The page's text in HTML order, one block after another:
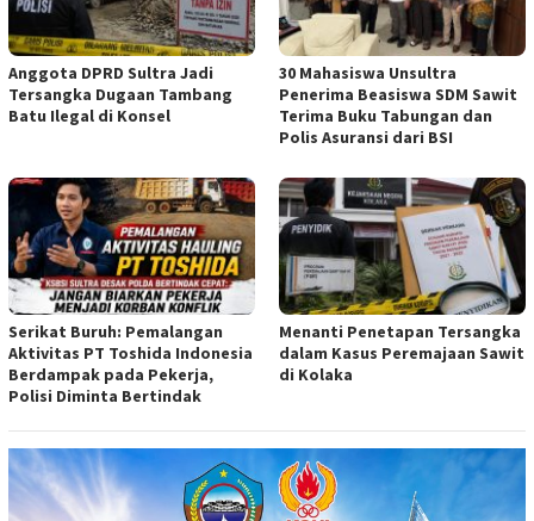
Anggota DPRD Sultra Jadi
Tersangka Dugaan Tambang
Batu Ilegal di Konsel
30 Mahasiswa Unsultra
Penerima Beasiswa SDM Sawit
Terima Buku Tabungan dan
Polis Asuransi dari BSI
Serikat Buruh: Pemalangan
Aktivitas PT Toshida Indonesia
Berdampak pada Pekerja,
Polisi Diminta Bertindak
Menanti Penetapan Tersangka
dalam Kasus Peremajaan Sawit
di Kolaka